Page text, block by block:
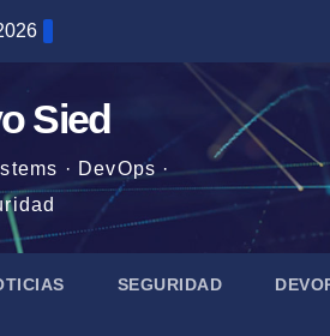
Sied
· DevOps ·
SEGURIDAD